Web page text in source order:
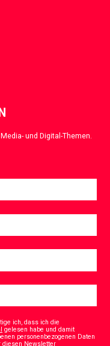
und Digital-Themen.
ich, dass ich die
gelesen habe und damit
personenbezogenen Daten
diesen Newsletter